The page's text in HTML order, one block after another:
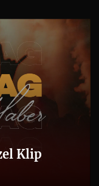
Klip